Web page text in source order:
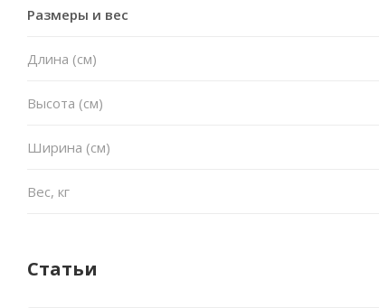
Размеры и вес
Длина (см)
Высота (см)
Ширина (см)
Вес, кг
Статьи